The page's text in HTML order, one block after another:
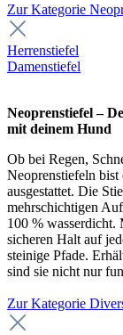
Zur Kategorie
Herrenstiefel
Damenstiefel
Neoprenstiefel –
mit deinem Hund
Ob bei Regen,
Neoprenstiefeln bist
ausgestattet. Die
mehrschichtigen
100 % wasserdicht.
sicheren Halt auf
steinige Pfade.
sind sie nicht nur
Zur Kategorie